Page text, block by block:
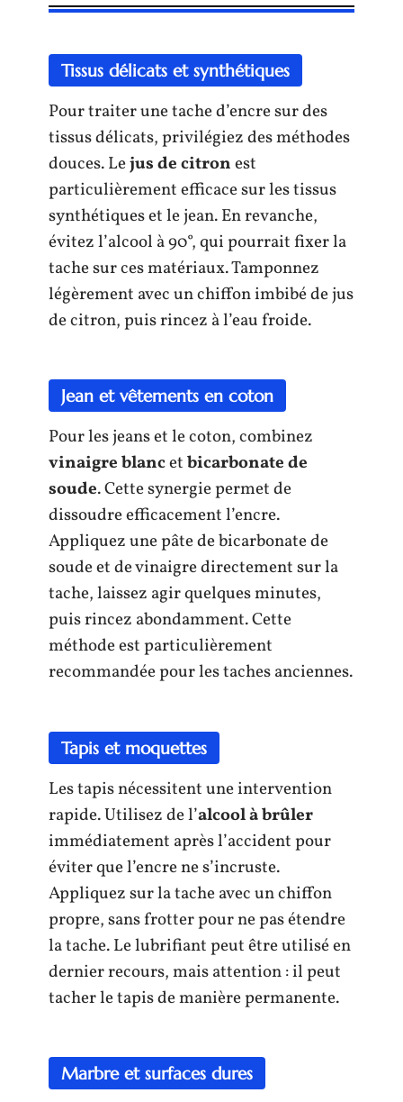
Tissus délicats et synthétiques
Pour traiter une tache d’encre sur des
tissus délicats, privilégiez des méthodes
douces. Lejus de citronest
particulièrement efficace sur les tissus
synthétiques et le jean. En revanche,
évitez l’alcool à 90°, qui pourrait fixer la
tache sur ces matériaux. Tamponnez
légèrement avec un chiffon imbibé de jus
de citron, puis rincez à l’eau froide.
Jean et vêtements en coton
Pour les jeans et le coton, combinez
vinaigre blancetbicarbonate de
soude. Cette synergie permet de
dissoudre efficacement l’encre.
Appliquez une pâte de bicarbonate de
soude et de vinaigre directement sur la
tache, laissez agir quelques minutes,
puis rincez abondamment. Cette
méthode est particulièrement
recommandée pour les taches anciennes.
Tapis et moquettes
Les tapis nécessitent une intervention
rapide. Utilisez de l’alcool à brûler
immédiatement après l’accident pour
éviter que l’encre ne s’incruste.
Appliquez sur la tache avec un chiffon
propre, sans frotter pour ne pas étendre
la tache. Le lubrifiant peut être utilisé en
dernier recours, mais attention : il peut
tacher le tapis de manière permanente.
Marbre et surfaces dures